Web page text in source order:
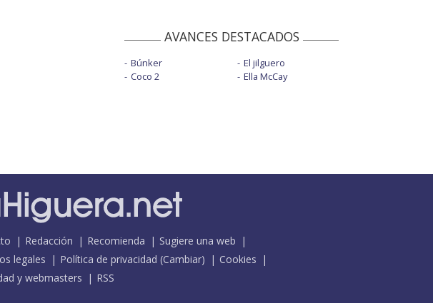
AVANCES DESTACADOS
Búnker
Coco 2
El jilguero
Ella McCay
Redacción Recomienda
Sugiere una web
legales
Política de privacidad (Cambiar)
Cookies
y webmasters
RSS